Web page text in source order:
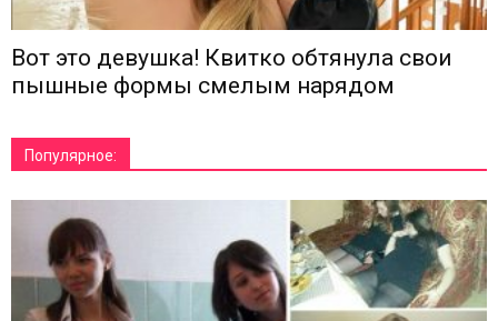
Вот это девушка! Квитко обтянула свои
пышные формы смелым нарядом
Популярное: